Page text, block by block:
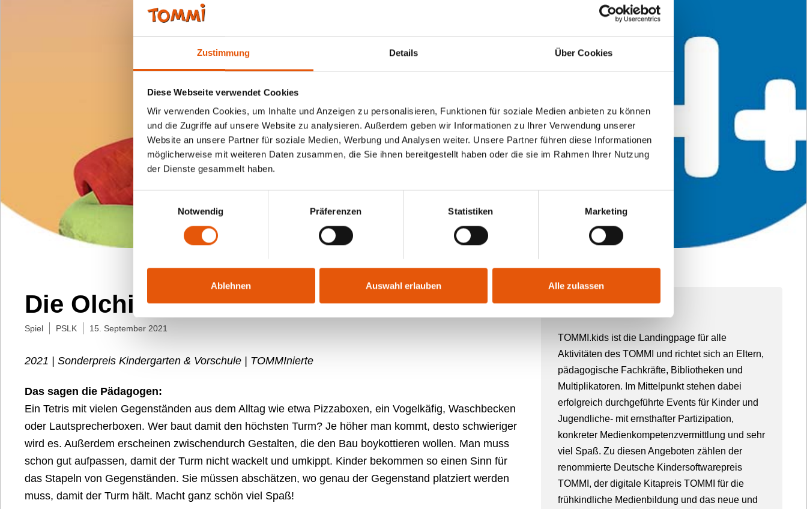
Zustimmung Details Über Cookies
Diese Webseite verwendet Cookies
Wir verwenden Cookies, um Inhalte und Anzeigen zu personalisieren, Funktionen für soziale Medien anbieten zu können
und die Zugriffe auf unsere Website zu analysieren. Außerdem geben wir Informationen zu Ihrer Verwendung unserer
Website an unsere Partner für soziale Medien, Werbung und Analysen weiter. Unsere Partner führen diese Informationen
möglicherweise mit weiteren Daten zusammen, die Sie ihnen bereitgestellt haben oder die sie im Rahmen Ihrer Nutzung
der Dienste gesammelt haben.
Notwendig
Präferenzen Statistiken Marketing
Ablehnen Auswahl erlauben Alle zulassen
Die Olchis – Turmbau für Kids
Spiel PSLK 15. September 2021
2021 | Sonderpreis Kindergarten & Vorschule | TOMMInierte
Das sagen die Pädagogen:
Ein Tetris mit vielen Gegenständen aus dem Alltag wie etwa Pizzaboxen, ein Vogelkäfig, Waschbecken
oder Lautsprecherboxen. Wer baut damit den höchsten Turm? Je höher man kommt, desto schwieriger
wird es. Außerdem erscheinen zwischendurch Gestalten, die den Bau boykottieren wollen. Man muss
schon gut aufpassen, damit der Turm nicht wackelt und umkippt. Kinder bekommen so einen Sinn für
das Stapeln von Gegenständen. Sie müssen abschätzen, wo genau der Gegenstand platziert werden
muss, damit der Turm hält. Macht ganz schön viel Spaß!
TOMMI.kids ist die Landingpage für alle
Aktivitäten des TOMMI und richtet sich an Eltern,
pädagogische Fachkräfte, Bibliotheken und
Multiplikatoren. Im Mittelpunkt stehen dabei
erfolgreich durchgeführte Events für Kinder und
Jugendliche- mit ernsthafter Partizipation,
konkreter Medienkompetenzvermittlung und sehr
viel Spaß. Zu diesen Angeboten zählen der
renommierte Deutsche Kindersoftwarepreis
TOMMI, der digitale Kitapreis TOMMI für die
frühkindliche Medienbildung und das neue und